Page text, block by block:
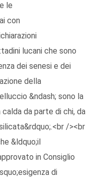
le
con
lucani che sono
dei senesi e dei
della
&ndash; sono la
da parte di chi, da
/><br
&ldquo;il
in Consiglio
di